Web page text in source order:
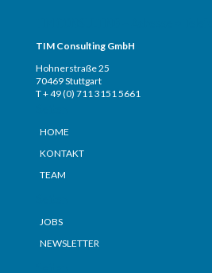
TIM Consulting GmbH
Hohnerstraße 25
70469 Stuttgart
T + 49 (0) 711 3151 5661
HOME
KONTAKT
TEAM
JOBS
NEWSLETTER